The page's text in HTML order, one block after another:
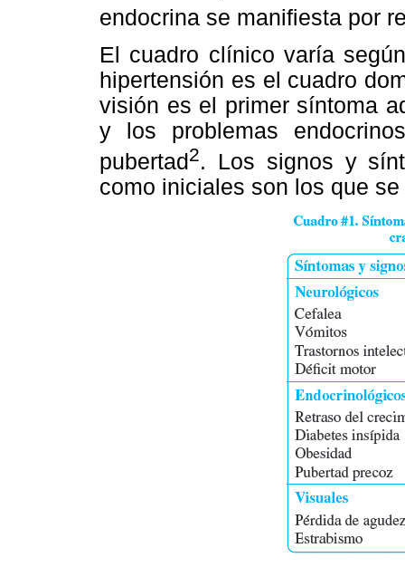
endocrina se maniﬁesta por
El cuadro clínico varía
hipertensión es el cuadro
visión es el primer síntoma
y los problemas
pubertad2. Los signos y
como iniciales son los que